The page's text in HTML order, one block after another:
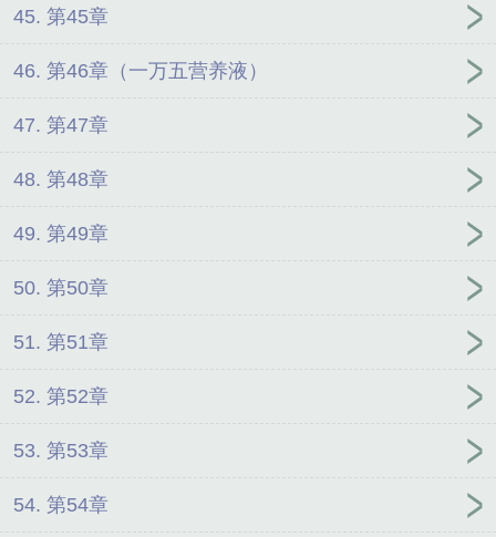
45. 第45章
46. 第46章（一万五营养液）
47. 第47章
48. 第48章
49. 第49章
50. 第50章
51. 第51章
52. 第52章
53. 第53章
54. 第54章